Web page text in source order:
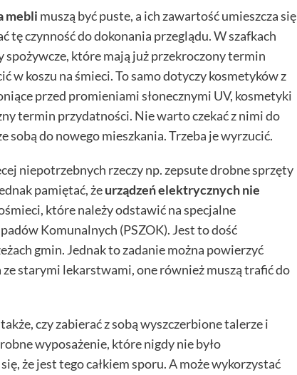
mebli muszą być puste, a ich zawartość umieszcza się
czynność do dokonania przeglądu. W szafkach
które mają już przekroczony termin
w koszu na śmieci. To samo dotyczy kosmetyków z
przed promieniami słonecznymi UV, kosmetyki
termin przydatności. Nie warto czekać z nimi do
sobą do nowego mieszkania. Trzeba je wyrzucić.
niepotrzebnych rzeczy np. zepsute drobne sprzęty
pamiętać, żeurządzeń elektrycznych nie
które należy odstawić na specjalne
Komunalnych (PSZOK). Jest to dość
gmin. Jednak to zadanie można powierzyć
starymi lekarstwami, one również muszą trafić do
czy zabierać z sobą wyszczerbione talerze i
wyposażenie, które nigdy nie było
że jest tego całkiem sporu. A może wykorzystać